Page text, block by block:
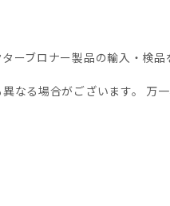
ブロナー製品の輸入・検品
なる場合がございます。 万